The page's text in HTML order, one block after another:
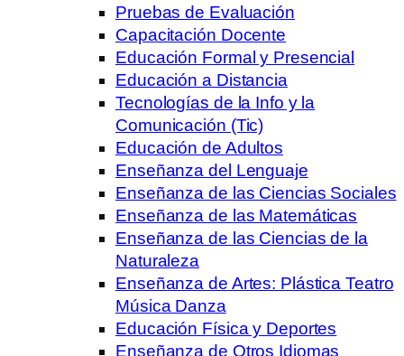
Pruebas de Evaluación
Capacitación Docente
Educación Formal y Presencial
Educación a Distancia
Tecnologías de la Info y la
Comunicación (Tic)
Educación de Adultos
Enseñanza del Lenguaje
Enseñanza de las Ciencias Sociales
Enseñanza de las Matemáticas
Enseñanza de las Ciencias de la
Naturaleza
Enseñanza de Artes: Plástica Teatro
Música Danza
Educación Física y Deportes
Enseñanza de Otros Idiomas